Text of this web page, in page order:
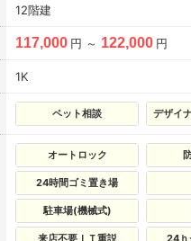
12階建
117,000 円 ～ 122,000 円
1K
ペット相談 デザイ
オートロック
24時間ゴミ置き場
駐車場(機械式)